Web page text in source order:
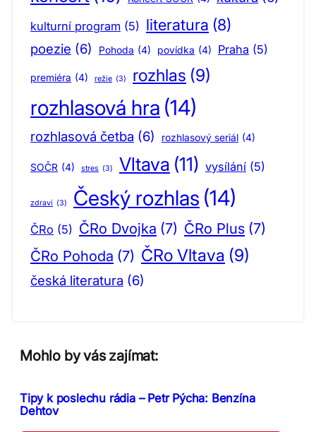
kulturní program (5) literatura (8)
poezie (6) Pohoda (4) povídka (4) Praha (5)
premiéra (4) režie (3) rozhlas (9)
rozhlasová hra (14)
rozhlasová četba (6) rozhlasový seriál (4)
SOČR (4) stres (3) Vltava (11) vysílání (5)
zdraví (3) Český rozhlas (14)
ČRo (5) ČRo Dvojka (7) ČRo Plus (7)
ČRo Pohoda (7) ČRo Vltava (9)
česká literatura (6)
Mohlo by vás zajímat:
Tipy k poslechu rádia – Petr Pýcha: Benzína
Dehtov